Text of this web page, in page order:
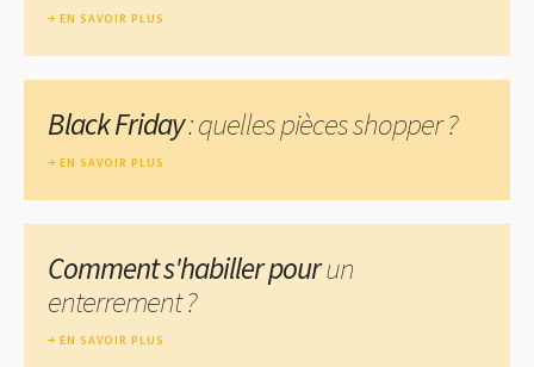
EN SAVOIR PLUS
Black Friday: quelles pièces shopper ?
EN SAVOIR PLUS
Comment s'habiller pourun
enterrement ?
EN SAVOIR PLUS